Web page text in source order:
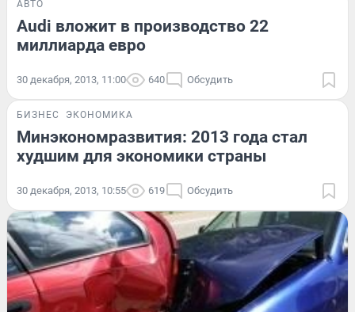
АВТО
Audi вложит в производство 22
миллиарда евро
30 декабря, 2013, 11:00 640 Обсудить
БИЗНЕС ЭКОНОМИКА
Минэкономразвития: 2013 года стал
худшим для экономики страны
30 декабря, 2013, 10:55 619 Обсудить